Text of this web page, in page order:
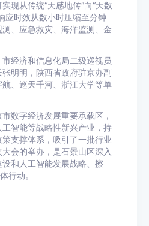
现从传统“天感地传”向“天数
应时效从数小时压缩至分钟
、应急救灾、海洋监测、金
经济和信息化局二级巡视员
明明，陕西省政府驻京办副
、巡天千河、浙江大学等单
数字经济发展重要承载区，
智能等战略性新兴产业，持
支撑体系，吸引了一批行业
会的举办，是石景山区深入
和人工智能发展战略、擦
行动。